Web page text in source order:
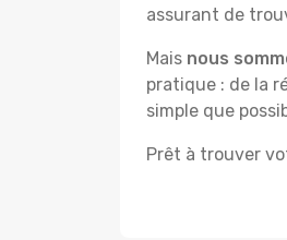
assurant de
Mais nous
pratique : de la
simple que
Prêt à trouver